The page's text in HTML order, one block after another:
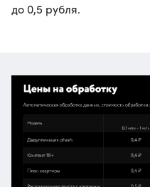
до 0,5 рубля.